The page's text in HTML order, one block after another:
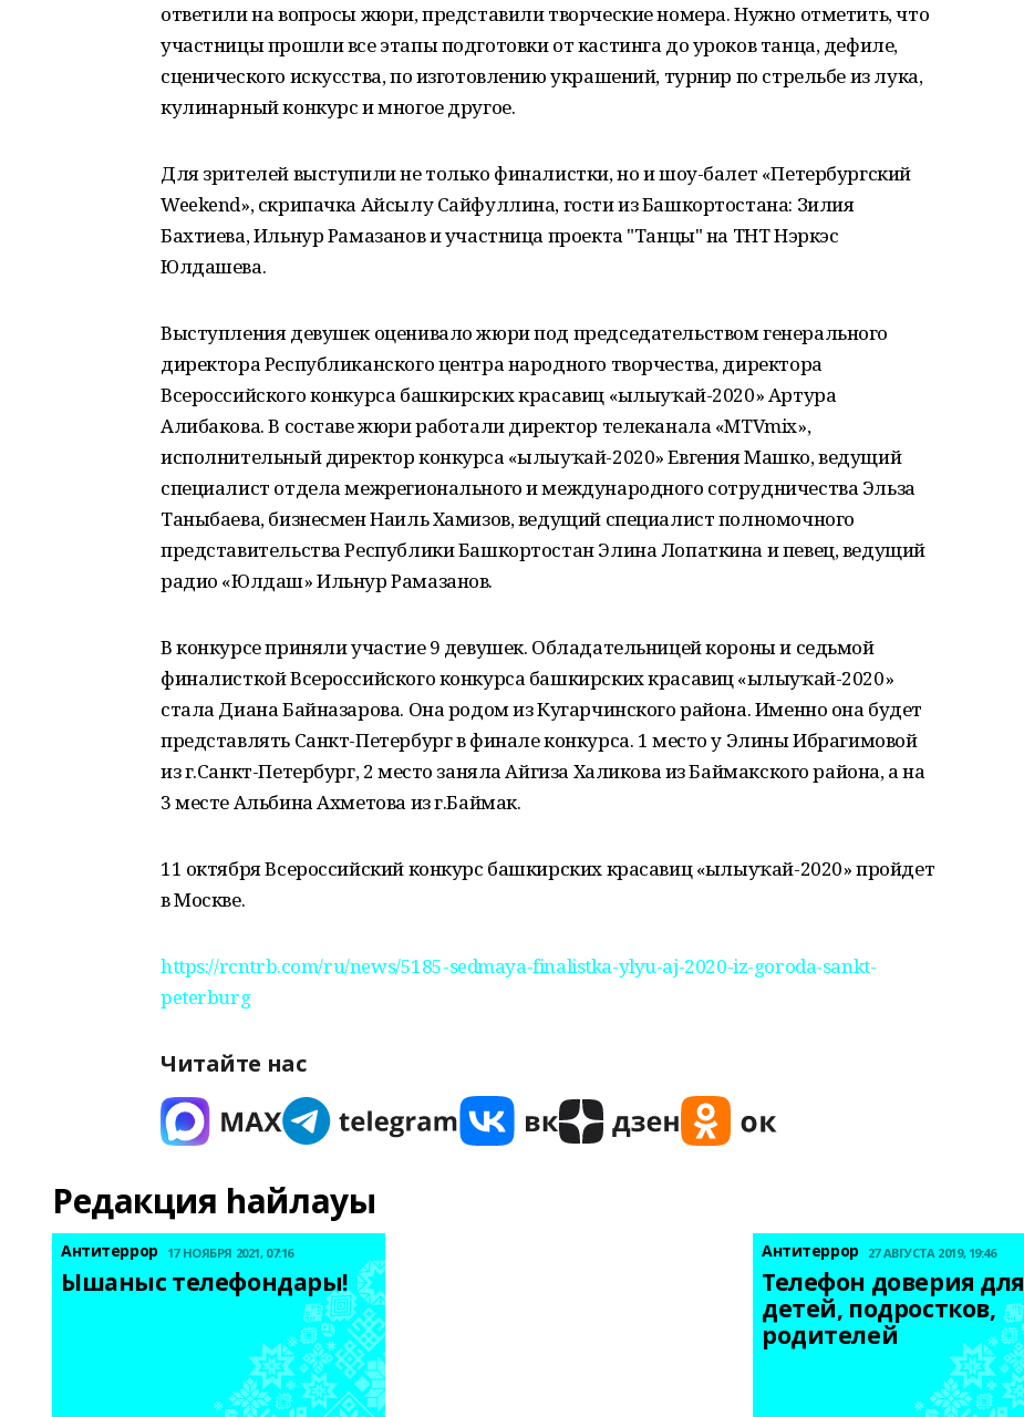
ответили на вопросы жюри, представили творческие номера. Нужно отметить, что
участницы прошли все этапы подготовки от кастинга до уроков танца, дефиле,
сценического искусства, по изготовлению украшений, турнир по стрельбе из лука,
кулинарный конкурс и многое другое.
Для зрителей выступили не только финалистки, но и шоу-балет «Петербургский
Weekend», скрипачка Айсылу Сайфуллина, гости из Башкортостана: Зилия
Бахтиева, Ильнур Рамазанов и участница проекта "Танцы" на ТНТ Нэркэс
Юлдашева.
Выступления девушек оценивало жюри под председательством генерального
директора Республиканского центра народного творчества, директора
Всероссийского конкурса башкирских красавиц «Һылыуҡай-2020» Артура
Алибакова. В составе жюри работали директор телеканала «MTVmix»,
исполнительный директор конкурса «Һылыуҡай-2020» Евгения Машко, ведущий
специалист отдела межрегионального и международного сотрудничества Эльза
Таныбаева, бизнесмен Наиль Хамизов, ведущий специалист полномочного
представительства Республики Башкортостан Элина Лопаткина и певец, ведущий
радио «Юлдаш» Ильнур Рамазанов.
В конкурсе приняли участие 9 девушек. Обладательницей короны и седьмой
финалисткой Всероссийского конкурса башкирских красавиц «Һылыуҡай-2020»
стала Диана Байназарова. Она родом из Кугарчинского района. Именно она будет
представлять Санкт-Петербург в финале конкурса. 1 место у Элины Ибрагимовой
из г.Санкт-Петербург, 2 место заняла Айгиза Халикова из Баймакского района, а на
3 месте Альбина Ахметова из г.Баймак.
11 октября Всероссийский конкурс башкирских красавиц «Һылыуҡай-2020» пройдет
в Москве.
https://rcntrb.com/ru/news/5185-sedmaya-finalistka-ylyu-aj-2020-iz-goroda-sankt-
peterburg
Читайте нас
Редакция һайлауы
Антитеррор 17 НОЯБРЯ 2021, 07:16
Ышаныс телефондары!
Антитеррор 27 АВГУСТА 2019, 19:46
Телефон доверия для
детей, подростков,
родителей